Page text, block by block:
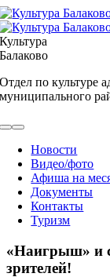
Skip
to
content
Культура
Балаково
Отдел по культуре
муниципального
Toggle
NavigationНовости
Видео/фото
Афиша на
Документы
Контакты
Туризм
«Наигрыш» и
зрителей!